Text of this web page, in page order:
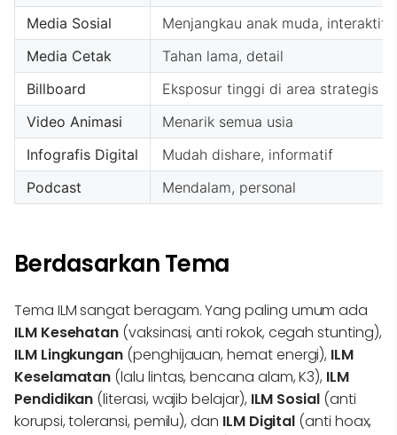
Media Sosial
Menjangkau anak muda, interaktif
Media Cetak
Tahan lama, detail
Billboard
Eksposur tinggi di area strategis
Video Animasi
Menarik semua usia
Infografis Digital
Mudah dishare, informatif
Podcast
Mendalam, personal
Berdasarkan Tema
Tema ILM sangat beragam. Yang paling umum ada
ILM Kesehatan (vaksinasi, anti rokok, cegah stunting),
ILM Lingkungan (penghijauan, hemat energi), ILM
Keselamatan (lalu lintas, bencana alam, K3), ILM
Pendidikan (literasi, wajib belajar), ILM Sosial(anti
korupsi, toleransi, pemilu), dan ILM Digital (anti hoax,